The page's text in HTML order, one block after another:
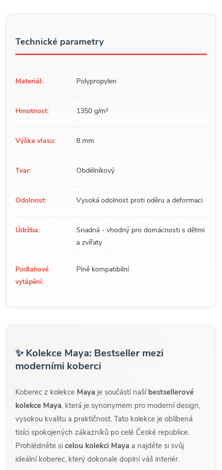
Technické parametry
Materiál: Polypropylen
Hmotnost: 1350 g/m²
Výška vlasu: 8 mm
Tvar: Obdélníkový
Odolnost: Vysoká odolnost proti oděru a deformaci
Údržba:
Snadná - vhodný pro domácnosti s dětmi
a zvířaty
Podlahové
vytápění:
Plně kompatibilní
✨ Kolekce Maya: Bestseller mezi
moderními koberci
Koberec z kolekce Maya je součástí naší bestsellerové
kolekce Maya, která je synonymem pro moderní design,
vysokou kvalitu a praktičnost. Tato kolekce je oblíbená
tisíci spokojených zákazníků po celé České republice.
Prohlédněte si celou kolekci Maya a najděte si svůj
ideální koberec, který dokonale doplní váš interiér.